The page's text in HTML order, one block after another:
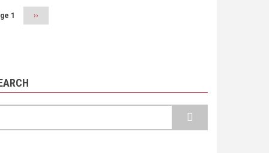
1
Next
page
››